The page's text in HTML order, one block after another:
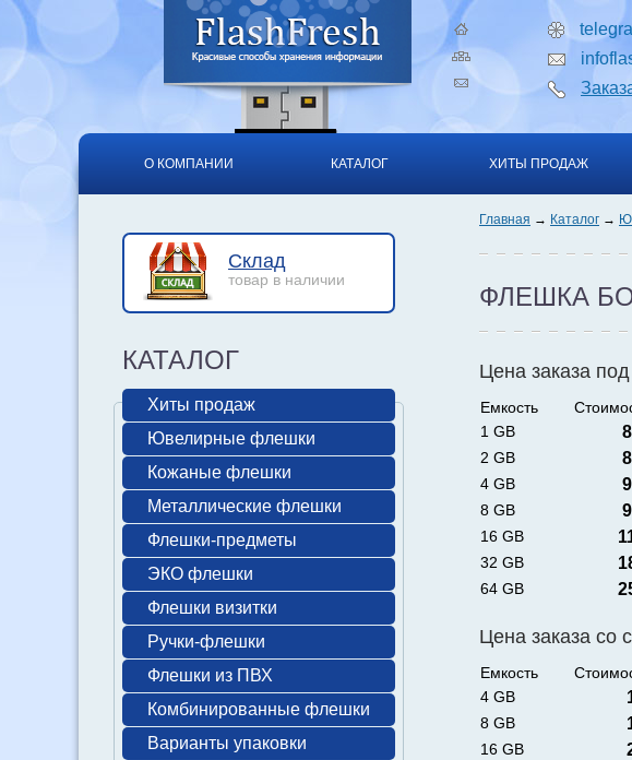
О КОМПАНИИ КАТАЛОГ ХИТЫ ПРОДАЖ
Главная Каталог
ФЛЕШКА
Цена заказа
Емкость
1 GB
2 GB
4 GB
8 GB
16 GB
32 GB
64 GB
Цена заказа со
Емкость
4 GB
8 GB
16 GB
Склад
товар в наличии
КАТАЛОГ
Хиты продаж
Ювелирные флешки
Кожаные флешки
Металлические флешки
Флешки-предметы
ЭКО флешки
Флешки визитки
Ручки-флешки
Флешки из ПВХ
Комбинированные флешки
Варианты упаковки